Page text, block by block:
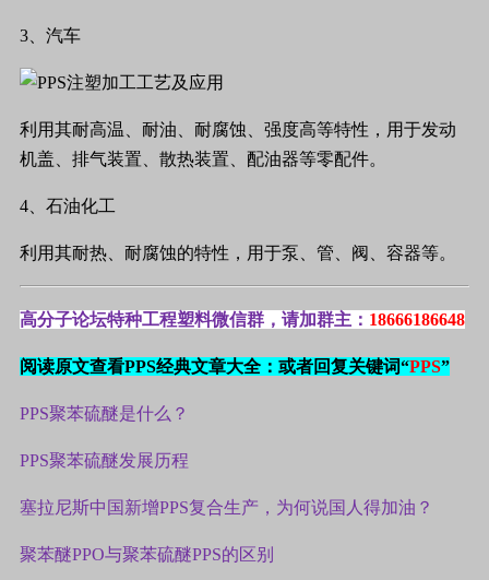
3 、汽车
利用其耐高温、耐油、耐腐蚀、强度高等特性，用于发动
机盖、排气装置、散热装置、配油器等零配件。
4 、石油化工
利用其耐热、耐腐蚀的特性，用于泵、管、阀、容器等。
高分子论坛特种工程塑料微信群，请加群主： 18666186648
阅读原文查看PPS经典文章大全：或者回复关键词“PPS”
PPS聚苯硫醚是什么？
PPS聚苯硫醚发展历程
塞拉尼斯中国新增PPS复合生产，为何说国人得加油？
聚苯醚PPO与聚苯硫醚PPS的区别